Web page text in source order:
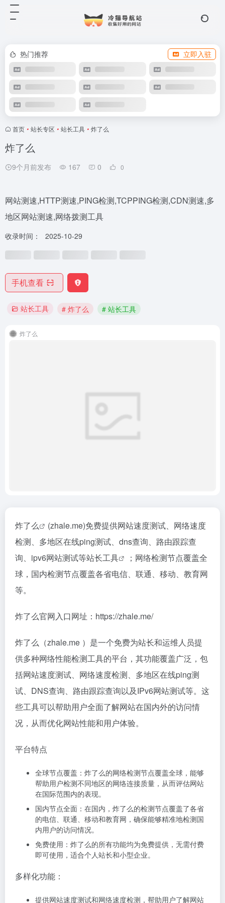
热门推荐 立即入驻
首页 • 站长专区 • 站长工具 • 炸了么
炸了么
9个月前发布 167 0 0
网站测速,HTTP测速,PING检测,TCPPING检测,CDN测速,多
地区网站测速,网络拨测工具
收录时间： 2025-10-29
手机查看
站长工具 # 炸了么 # 站长工具
炸了么
炸了么
(zhale.me)免费提供网站速度测试、网络速度
检测、多地区在线ping测试、dns查询、路由跟踪查
询、ipv6网站测试等站长工具
；网络检测节点覆盖全
球，国内检测节点覆盖各省电信、联通、移动、教育网
等。
炸了么官网入口网址：https://zhale.me/
炸了么（zhale.me ）是一个免费为站长和运维人员提
供多种网络性能检测工具的平台，其功能覆盖广泛，包
括网站速度测试、网络速度检测、多地区在线ping测
试、DNS查询、路由跟踪查询以及IPv6网站测试等。这
些工具可以帮助用户全面了解网站在国内外的访问情
况，从而优化网站性能和用户体验。
平台特点
全球节点覆盖：炸了么的网络检测节点覆盖全球，能够
帮助用户检测不同地区的网络连接质量，从而评估网站
在国际范围内的表现。
国内节点全面：在国内，炸了么的检测节点覆盖了各省
的电信、联通、移动和教育网，确保能够精准地检测国
内用户的访问情况。
免费使用：炸了么的所有功能均为免费提供，无需付费
即可使用，适合个人站长和小型企业。
多样化功能：
提供网站速度测试和网络速度检测，帮助用户了解网站